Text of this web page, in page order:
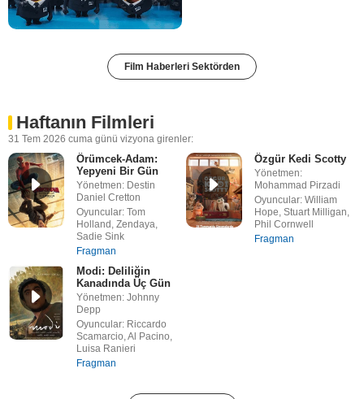
Film Haberleri Sektörden
Haftanın Filmleri
31 Tem 2026 cuma günü vizyona girenler:
Örümcek-Adam:
Yepyeni Bir Gün
Yönetmen: Destin
Daniel Cretton
Oyuncular: Tom
Holland, Zendaya,
Sadie Sink
Fragman
Özgür Kedi Scotty
Yönetmen:
Mohammad Pirzadi
Oyuncular: William
Hope, Stuart Milligan,
Phil Cornwell
Fragman
Modi: Deliliğin
Kanadında Üç Gün
Yönetmen: Johnny
Depp
Oyuncular: Riccardo
Scamarcio, Al Pacino,
Luisa Ranieri
Fragman